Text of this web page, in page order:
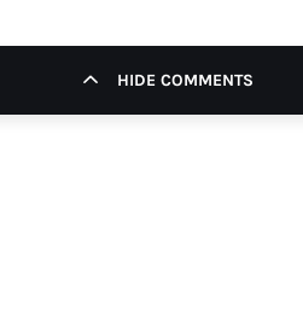
HIDE COMMENTS